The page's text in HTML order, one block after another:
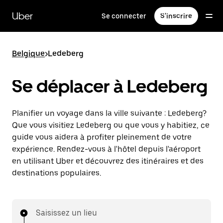
contenu
principal
Uber Se connecter S'inscrire
Belgique>Ledeberg
Se déplacer à Ledeberg
Planifier un voyage dans la ville suivante : Ledeberg?
Que vous visitiez Ledeberg ou que vous y habitiez, ce
guide vous aidera à profiter pleinement de votre
expérience. Rendez-vous à l'hôtel depuis l'aéroport
en utilisant Uber et découvrez des itinéraires et des
destinations populaires.
Saisissez un lieu